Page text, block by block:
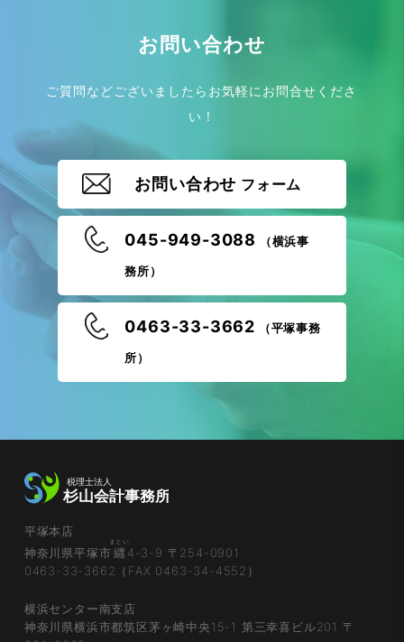
お問い合わせ
ご質問などございましたらお気軽にお問合せくださ
い！
お問い合わせ フォーム
045-949-3088 （横浜事
務所）
0463-33-3662 （平塚事務
所）
平塚本店
神奈川県平塚市纒
まとい
4-3-9 〒254-0901
0463-33-3662（FAX 0463-34-4552）
横浜センター南支店
神奈川県横浜市都筑区茅ヶ崎中央15-1 第三幸喜ビル201 〒